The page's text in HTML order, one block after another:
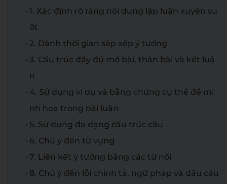
1. Xác định rõ ràng nội dung lập luận xuyên su
ốt
2. Dành thời gian sắp xếp ý tưởng
3. Cấu trúc đầy đủ mở bài, thân bài và kết luậ
n
4. Sử dụng ví dụ và bằng chứng cụ thể để mi
nh họa trong bài luận
5. Sử dụng đa dạng cấu trúc câu
6. Chú ý đến từ vựng
7. Liên kết ý tưởng bằng các từ nối
8. Chú ý đến lỗi chính tả, ngữ pháp và dấu câu